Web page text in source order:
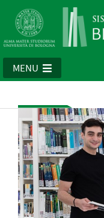
MENU